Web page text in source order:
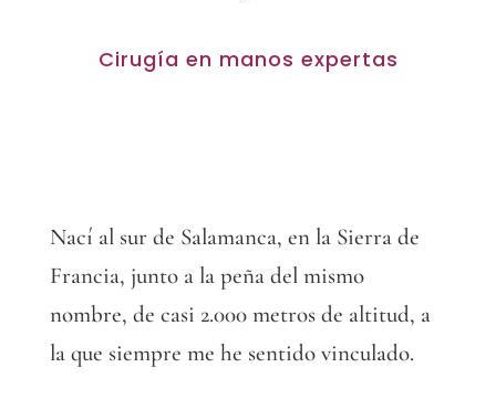
Cirugía en manos expertas
Nací al sur de Salamanca, en la Sierra de
Francia, junto a la peña del mismo
nombre, de casi 2.000 metros de altitud, a
la que siempre me he sentido vinculado.